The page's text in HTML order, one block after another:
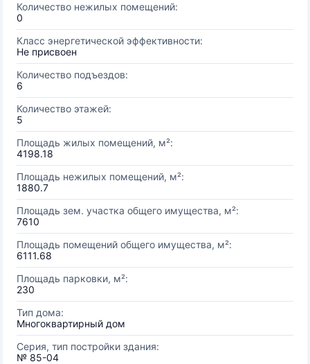
Количество нежилых помещений:
0
Класс энергетической эффективности:
Не присвоен
Количество подъездов:
6
Количество этажей:
5
Площадь жилых помещений, м²:
4198.18
Площадь нежилых помещений, м²:
1880.7
Площадь зем. участка общего имущества, м²:
7610
Площадь помещений общего имущества, м²:
6111.68
Площадь парковки, м²:
230
Тип дома:
Многоквартирный дом
Серия, тип постройки здания:
№ 85-04